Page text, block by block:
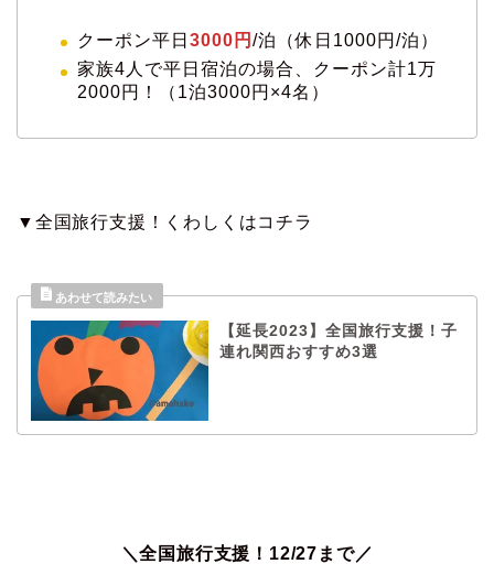
クーポン平日 3000円 /泊（休日1000円/泊）
家族4人で平日宿泊の場合、クーポン計1万
2000円！（1泊3000円×4名）
▼全国旅行支援！くわしくはコチラ
【延長2023】全国旅行支援！子
連れ関西おすすめ3選
＼全国旅行支援！12/27まで／